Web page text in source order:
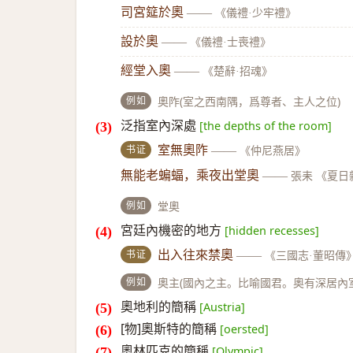
司宮筵於奧 —— 《儀禮·少牢禮》
設於奧 —— 《儀禮·士喪禮》
經堂入奧 —— 《楚辭·招魂》
例如 奧阼(室之西南隅，爲尊者、主人之位)
泛指室內深處 [the depths of the room]
书证 室無奧阼 —— 《仲尼燕居》
無能老蝙蝠，乘夜出堂奧 —— 張耒 《夏日
例如 堂奧
宮廷內機密的地方 [hidden recesses]
书证 出入往來禁奧 —— 《三國志·董昭傳》
例如 奧主(國內之主。比喻國君。奧有深居內
奧地利的簡稱 [Austria]
[物]奧斯特的簡稱 [oersted]